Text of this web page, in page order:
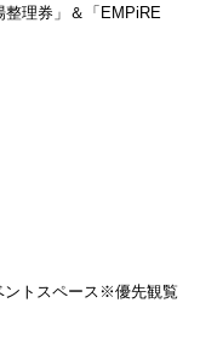
整理券」＆「EMPiRE
ントスペース※優先観覧